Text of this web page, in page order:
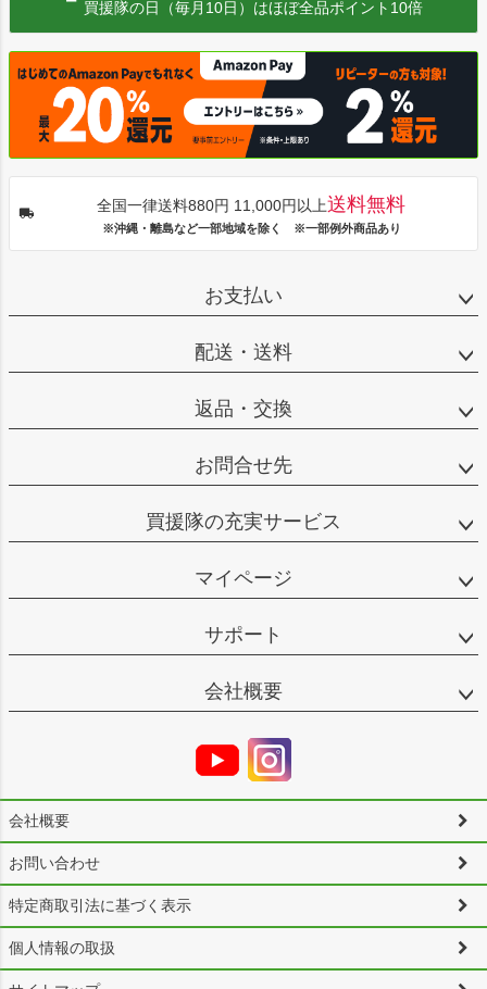
買援隊の日（毎月10日）はほぼ全品ポイント10倍
全国一律送料880円 11,000円以上送料無料
※沖縄・離島など一部地域を除く ※一部例外商品あり
お支払い
配送・送料
返品・交換
お問合せ先
買援隊の充実サービス
マイページ
サポート
会社概要
会社概要
お問い合わせ
特定商取引法に基づく表示
個人情報の取扱